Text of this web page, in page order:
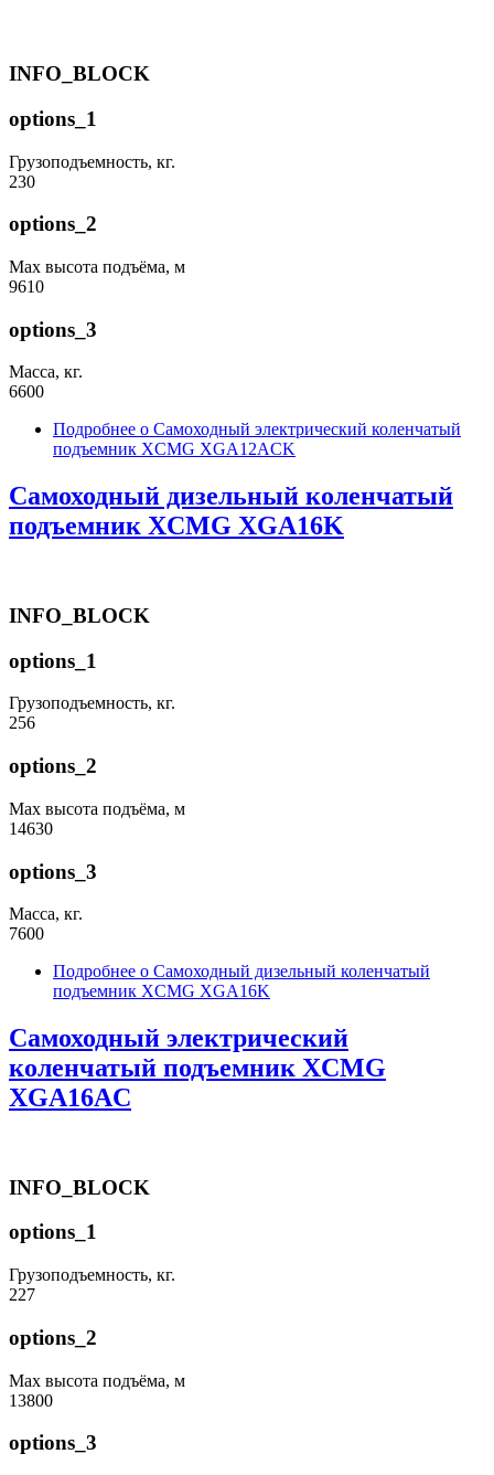
INFO_BLOCK
options_1
Грузоподъемность, кг.
230
options_2
Max высота подъёма, м
9610
options_3
Масса, кг.
6600
Подробнее о Самоходный электрический коленчатый
подъемник XCMG XGA12ACK
Самоходный дизельный коленчатый
подъемник XCMG XGA16K
INFO_BLOCK
options_1
Грузоподъемность, кг.
256
options_2
Max высота подъёма, м
14630
options_3
Масса, кг.
7600
Подробнее о Самоходный дизельный коленчатый
подъемник XCMG XGA16K
Самоходный электрический
коленчатый подъемник XCMG
XGA16AC
INFO_BLOCK
options_1
Грузоподъемность, кг.
227
options_2
Max высота подъёма, м
13800
options_3